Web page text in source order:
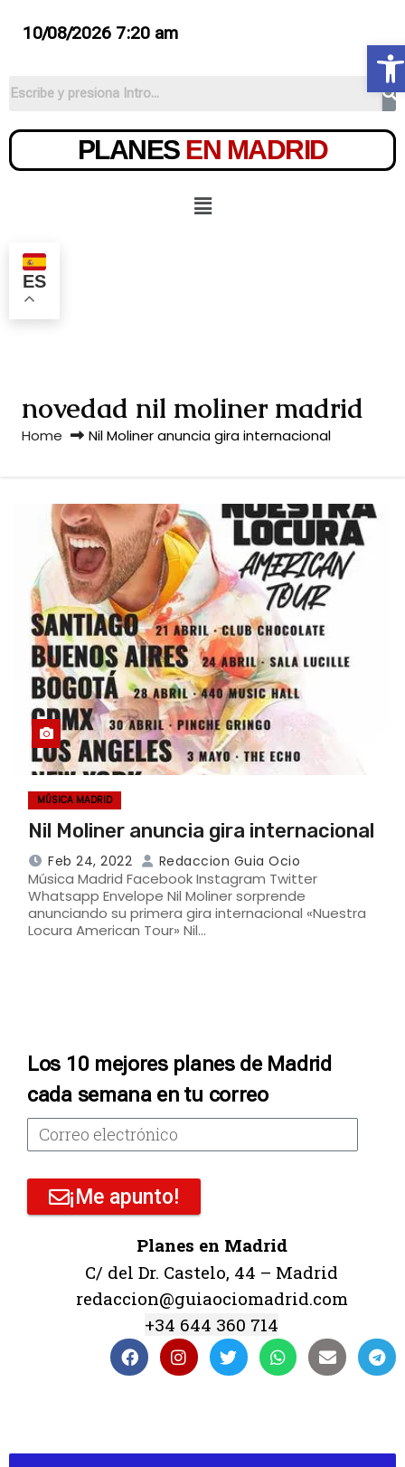
10/08/2026 7:20 am
PLANES EN MADRID
ES
novedad nil moliner madrid
Home Nil Moliner anuncia gira internacional
MÚSICA MADRID
Nil Moliner anuncia gira internacional
Feb 24, 2022 Redaccion Guia Ocio
Música Madrid Facebook Instagram Twitter
Whatsapp Envelope Nil Moliner sorprende
anunciando su primera gira internacional «Nuestra
Locura American Tour» Nil…
Los 10 mejores planes de Madrid
cada semana en tu correo
¡Me apunto!
Planes en Madrid
C/ del Dr. Castelo, 44 – Madrid
redaccion@guiaociomadrid.com
+34 644 360 714